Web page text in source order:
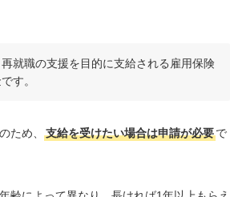
就職の支援を目的に支給される雇用保険
す。
ため、 支給を受けたい場合は申請が必要で